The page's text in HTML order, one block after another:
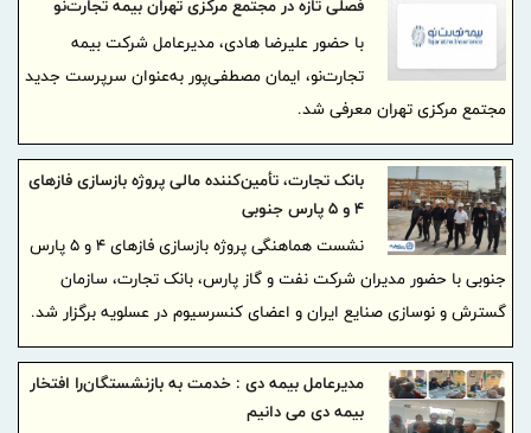
فصلی تازه در مجتمع مرکزی تهران بیمه تجارت‌نو
با حضور علیرضا هادی، مدیرعامل شرکت بیمه
تجارت‌نو، ایمان مصطفی‌پور به‌عنوان سرپرست جدید
مجتمع مرکزی تهران معرفی شد.
بانک تجارت، تأمین‌کننده مالی پروژه بازسازی فازهای
۴ و ۵ پارس جنوبی
نشست هماهنگی پروژه بازسازی فازهای ۴ و ۵ پارس
جنوبی با حضور مدیران شرکت نفت و گاز پارس، بانک تجارت، سازمان
گسترش و نوسازی صنایع ایران و اعضای کنسرسیوم در عسلویه برگزار شد.
مدیرعامل بیمه دی : خدمت به بازنشستگان‌را افتخار
بیمه دی می دانیم